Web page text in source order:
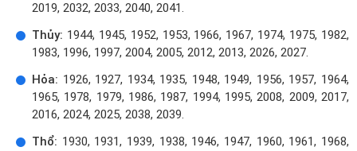
2019, 2032, 2033, 2040, 2041.
Thủy: 1944, 1945, 1952, 1953, 1966, 1967, 1974, 1975, 1982,
1983, 1996, 1997, 2004, 2005, 2012, 2013, 2026, 2027.
Hỏa: 1926, 1927, 1934, 1935, 1948, 1949, 1956, 1957, 1964,
1965, 1978, 1979, 1986, 1987, 1994, 1995, 2008, 2009, 2017,
2016, 2024, 2025, 2038, 2039.
Thổ: 1930, 1931, 1939, 1938, 1946, 1947, 1960, 1961, 1968,